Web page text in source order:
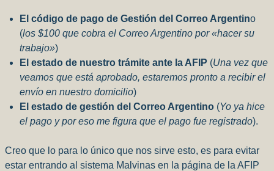
El código de pago de Gestión del Correo Argentino
(los $100 que cobra el Correo Argentino por «hacer su
trabajo»)
El estado de nuestro trámite ante la AFIP (Una vez que
veamos que está aprobado, estaremos pronto a recibir el
envío en nuestro domicilio)
El estado de gestión del Correo Argentino (Yo ya hice
el pago y por eso me figura que el pago fue registrado).
Creo que lo para lo único que nos sirve esto, es para evitar
estar entrando al sistema Malvinas en la página de la AFIP